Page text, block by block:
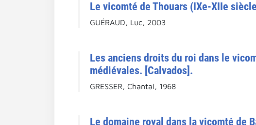
Le vicomté de Thouars (IXe-XIIe
GUÉRAUD, Luc, 2003
Les anciens droits du roi dans le
médiévales. [Calvados].
GRESSER, Chantal, 1968
Le domaine royal dans la vicomté de